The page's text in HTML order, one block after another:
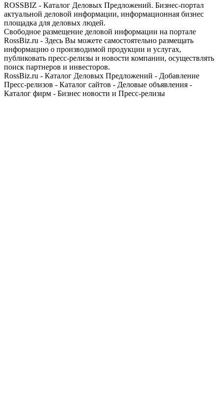
ROSSBIZ - Каталог Деловых Предложений. Бизнес-портал
актуальной деловой информации, информационная бизнес
площадка для деловых людей.
Свободное размещение деловой информации на портале
RossBiz.ru - Здесь Вы можете самостоятельно размещать
информацию о производимой продукции и услугах,
публиковать пресс-релизы и новости компании, осуществлять
поиск партнеров и инвесторов.
RossBiz.ru - Каталог Деловых Предложений - Добавление
Пресс-релизов - Каталог сайтов - Деловые объявления -
Каталог фирм - Бизнес новости и Пресс-релизы